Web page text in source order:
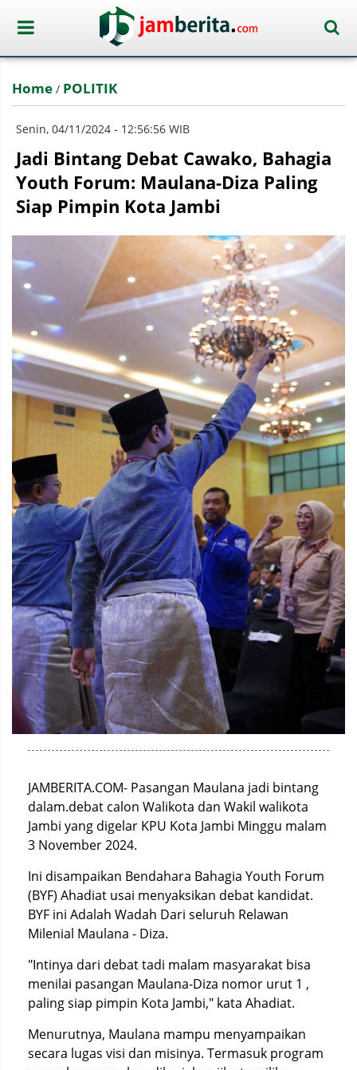
Home / POLITIK
Senin, 04/11/2024 - 12:56:56 WIB
Jadi Bintang Debat Cawako, Bahagia
Youth Forum: Maulana-Diza Paling
Siap Pimpin Kota Jambi
JAMBERITA.COM- Pasangan Maulana jadi bintang
dalam.debat calon Walikota dan Wakil walikota
Jambi yang digelar KPU Kota Jambi Minggu malam
3 November 2024.
Ini disampaikan Bendahara Bahagia Youth Forum
(BYF) Ahadiat usai menyaksikan debat kandidat.
BYF ini Adalah Wadah Dari seluruh Relawan
Milenial Maulana - Diza.
"Intinya dari debat tadi malam masyarakat bisa
menilai pasangan Maulana-Diza nomor urut 1 ,
paling siap pimpin Kota Jambi," kata Ahadiat.
Menurutnya, Maulana mampu menyampaikan
secara lugas visi dan misinya. Termasuk program